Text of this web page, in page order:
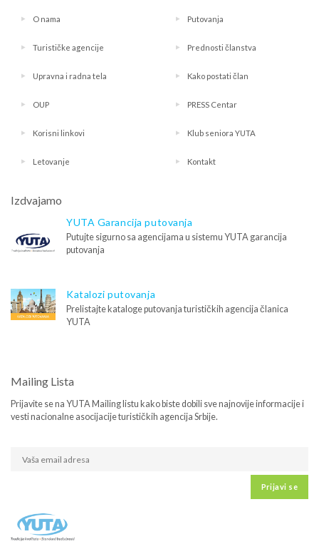
O nama Putovanja
Turističke agencije Prednosti članstva
Upravna i radna tela Kako postati član
OUP PRESS Centar
Korisni linkovi Klub seniora YUTA
Letovanje Kontakt
Izdvajamo
YUTA Garancija putovanja
Putujte sigurno sa agencijama u sistemu YUTA garancija
putovanja
Katalozi putovanja
Prelistajte kataloge putovanja turističkih agencija članica
YUTA
Mailing Lista
Prijavite se na YUTA Mailing listu kako biste dobili sve najnovije informacije i
vesti nacionalne asocijacije turističkih agencija Srbije.
Prijavi se